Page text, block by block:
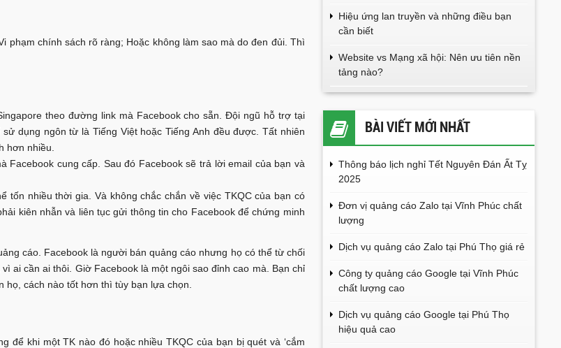
phạm chính sách rõ ràng; Hoặc không làm sao mà do đen đủi. Thì
theo đường link mà Facebook cho sẵn. Đội ngũ hỗ trợ tại
dụng ngôn từ là Tiếng Việt hoặc Tiếng Anh đều được. Tất nhiên
hơn nhiều.
cung cấp. Sau đó Facebook sẽ trả lời email của bạn và
tốn nhiều thời gia. Và không chắc chắn về việc TKQC của bạn có
kiên nhẫn và liên tục gửi thông tin cho Facebook để chứng minh
cáo. Facebook là người bán quảng cáo nhưng họ có thể từ chối
ai cần ai thôi. Giờ Facebook là một ngôi sao đỉnh cao mà. Bạn chỉ
cách nào tốt hơn thì tùy bạn lựa chọn.
để khi một TK nào đó hoặc nhiều TKQC của bạn bị quét và ‘cắm
Hiệu ứng lan truyền và những điều bạn
cần biết
Website vs Mạng xã hội: Nên ưu tiên nền
tảng nào?
BÀI VIẾT MỚI NHẤT
Thông báo lịch nghỉ Tết Nguyên Đán Ất Tỵ
2025
Đơn vị quảng cáo Zalo tại Vĩnh Phúc chất
lượng
Dịch vụ quảng cáo Zalo tại Phú Thọ giá rẻ
Công ty quảng cáo Google tại Vĩnh Phúc
chất lượng cao
Dịch vụ quảng cáo Google tại Phú Thọ
hiệu quả cao